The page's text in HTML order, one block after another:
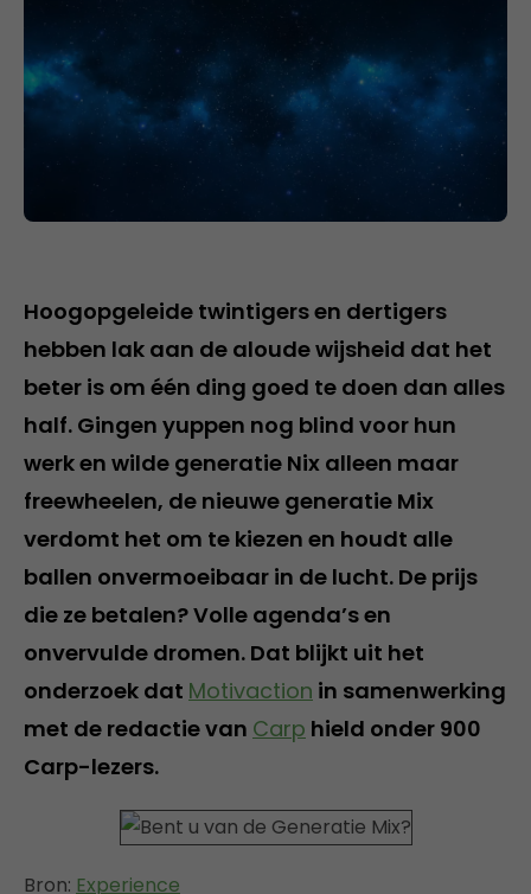
Hoogopgeleide twintigers en dertigers
hebben lak aan de aloude wijsheid dat het
beter is om één ding goed te doen dan alles
half. Gingen yuppen nog blind voor hun
werk en wilde generatie Nix alleen maar
freewheelen, de nieuwe generatie Mix
verdomt het om te kiezen en houdt alle
ballen onvermoeibaar in de lucht. De prijs
die ze betalen? Volle agenda’s en
onvervulde dromen. Dat blijkt uit het
onderzoek dat Motivaction in samenwerking
met de redactie van Carp hield onder 900
Carp-lezers.
Bron: Experience